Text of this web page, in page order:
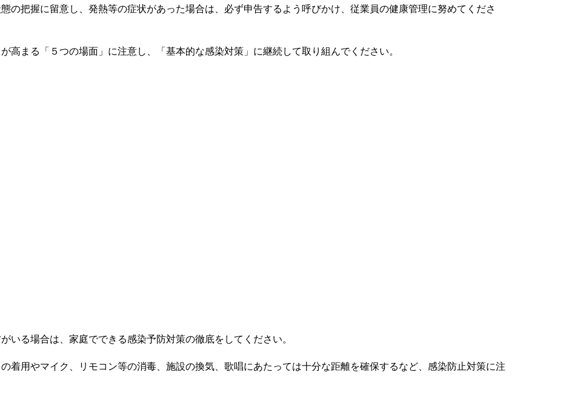
の把握に留意し、発熱等の症状があった場合は、必ず申告するよう呼びかけ、従業員の健康管理に努めてくださ
高まる「５つの場面」に注意し、「基本的な感染対策」に継続して取り組んでください。
いる場合は、家庭でできる感染予防対策の徹底をしてください。
着用やマイク、リモコン等の消毒、施設の換気、歌唱にあたっては十分な距離を確保するなど、感染防止対策に注